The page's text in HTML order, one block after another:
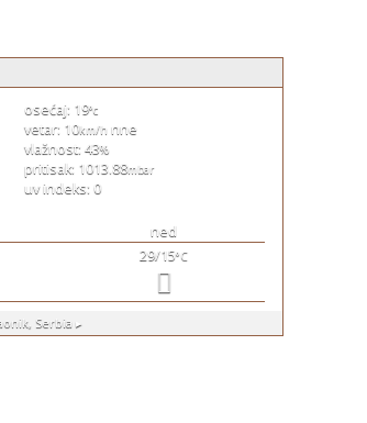
osećaj: 19°c
vetar: 10km/h nne
vlažnost: 43%
pritisak: 1013.88mbar
uv indeks: 0
ned
29/15°C
Serbia ▸